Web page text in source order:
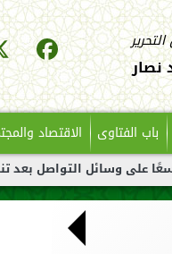
نصار
باب الفتاوى الاقتصاد
بعد تناوله قضية